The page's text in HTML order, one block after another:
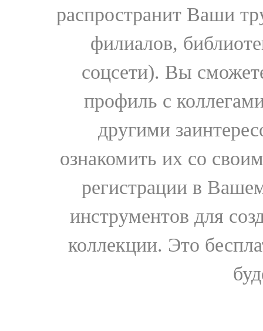
распространит Ваши
филиалов,
соцсети). Вы
профиль с
другими
ознакомить их со
регистрации в
инструментов для
коллекции. Это